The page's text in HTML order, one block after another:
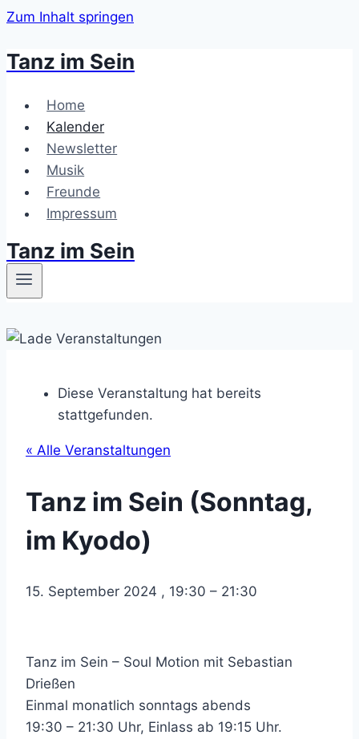
Zum Inhalt springen
Tanz im Sein
Home
Kalender
Newsletter
Musik
Freunde
Impressum
Tanz im Sein
Diese Veranstaltung hat bereits
stattgefunden.
« Alle Veranstaltungen
Tanz im Sein (Sonntag,
im Kyodo)
15. September 2024 , 19:30 – 21:30
Tanz im Sein – Soul Motion mit Sebastian
Drießen
Einmal monatlich sonntags abends
19:30 – 21:30 Uhr, Einlass ab 19:15 Uhr.